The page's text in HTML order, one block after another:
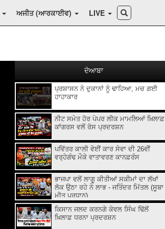
ਅਜੀਤ (ਆਰਕਾਈਵ) LIVE
ਪ੍ਰਸ਼ਾਸਨ ਨੇ ਦੁਕਾਨਾਂ ਨੂੰ ਢਾਹਿਆ, ਮਚ ਗਈ
ਹਾਹਾਕਾਰ
ਨੀਟ ਸਮੇਤ ਹੋਰ ਪੇਪਰ ਲੀਕ ਮਾਮਲਿਆਂ ਖ਼ਿਲਾਫ਼
ਕਾਂਗਰਸ ਵਲੋਂ ਰੋਸ ਪ੍ਰਦਰਸ਼ਨ
ਪਵਿੱਤਰ ਕਾਲੀ ਵੇਈਂ ਕਾਰ ਸੇਵਾ ਦੀ 26ਵੀਂ
ਵਰ੍ਹੇਗੰਢ ਮੌਕੇ ਵਾਤਾਵਰਣ ਕਾਨਫ਼ਰੰਸ
ਭਾਜਪਾ ਵਲੋਂ ਲਾਗੂ ਕੀਤੀਆਂ ਸਕੀਮਾਂ ਦਾ ਲੱਖਾਂ
ਲੋਕ ਉਠਾ ਰਹੇ ਨੇ ਲਾਭ - ਜਤਿੰਦਰ ਮਿੱਤਲ (ਸੂਬਾ
ਮੀਤ ਪ੍ਰਧਾਨ)
ਕਿਸਾਨ ਜਲਦ ਕਰਨਗੇ ਕੇਵਲ ਸਿੰਘ ਢਿੱਲੋਂ
ਖ਼ਿਲਾਫ਼ ਧਰਨਾ ਪ੍ਰਦਰਸ਼ਨ
ਦੋਆਬਾ